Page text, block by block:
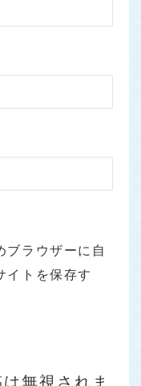
ブラウザーに自
イトを保存す
無視されま